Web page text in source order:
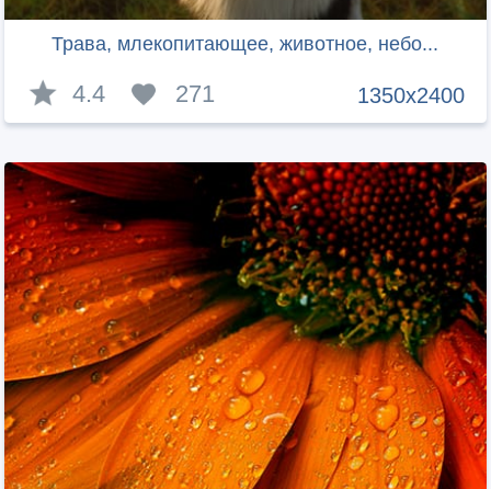
Трава, млекопитающее, животное, небо...
1350x2400
4.4 271